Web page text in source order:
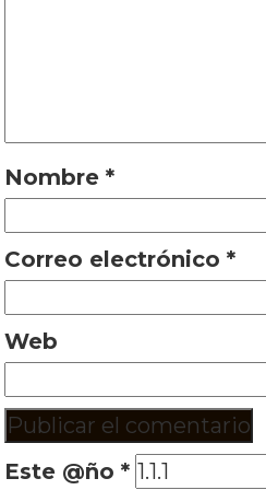
Nombre*
Correo electrónico*
Web
Este @ño*